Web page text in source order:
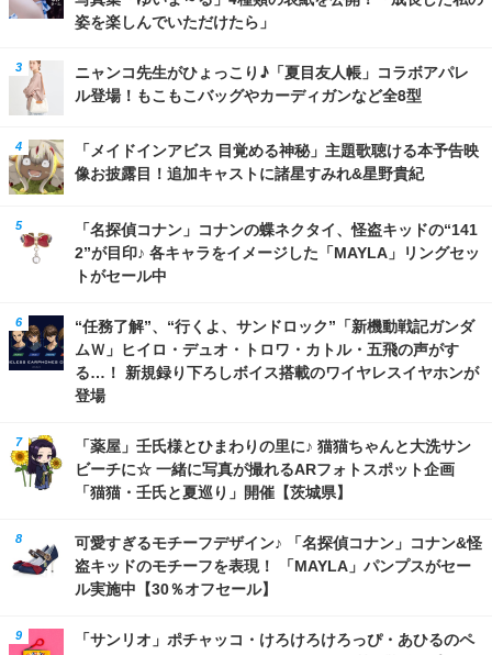
姿を楽しんでいただけたら」
ニャンコ先生がひょっこり♪「夏目友人帳」コラボアパレ
ル登場！もこもこバッグやカーディガンなど全8型
「メイドインアビス 目覚める神秘」主題歌聴ける本予告映
像お披露目！追加キャストに諸星すみれ&星野貴紀
「名探偵コナン」コナンの蝶ネクタイ、怪盗キッドの“141
2”が目印♪ 各キャラをイメージした「MAYLA」リングセッ
トがセール中
“任務了解”、“行くよ、サンドロック”「新機動戦記ガンダ
ムＷ」ヒイロ・デュオ・トロワ・カトル・五飛の声がす
る…！ 新規録り下ろしボイス搭載のワイヤレスイヤホンが
登場
「薬屋」壬氏様とひまわりの里に♪ 猫猫ちゃんと大洗サン
ビーチに☆ 一緒に写真が撮れるARフォトスポット企画
「猫猫・壬氏と夏巡り」開催【茨城県】
可愛すぎるモチーフデザイン♪ 「名探偵コナン」コナン&怪
盗キッドのモチーフを表現！ 「MAYLA」パンプスがセー
ル実施中【30％オフセール】
「サンリオ」ポチャッコ・けろけろけろっぴ・あひるのペ